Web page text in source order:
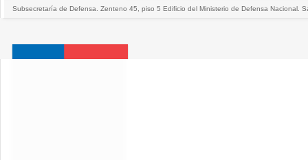
Subsecretaría de Defensa. Zenteno 45, piso 5 Edificio del Ministerio de Defensa Nacional.